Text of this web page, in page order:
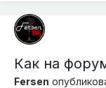
Как на
Fersen